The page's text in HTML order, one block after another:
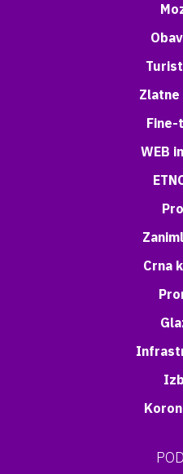
Zlatne
Fine-
WEB
Crna